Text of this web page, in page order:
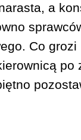
a
Co grozi
po